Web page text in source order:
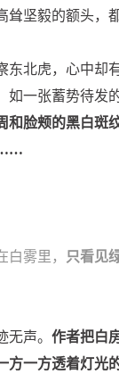
耸坚毅的额头
东北虎，心中却
如一张蓄势待
和脸颊的黑白斑
……
雾里， 只看见
声。 作者把白
方一方透着灯光